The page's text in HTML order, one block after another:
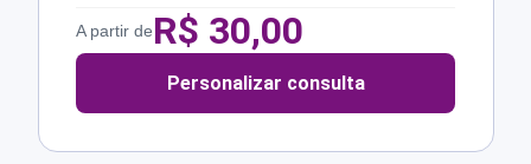
A partir deR$ 30,00
Personalizar consulta